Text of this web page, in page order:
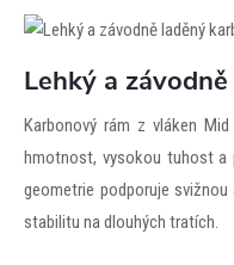
Lehký a
Karbonový rám z vláken
hmotnost, vysokou tuhost a
geometrie podporuje
stabilitu na dlouhých tratích.